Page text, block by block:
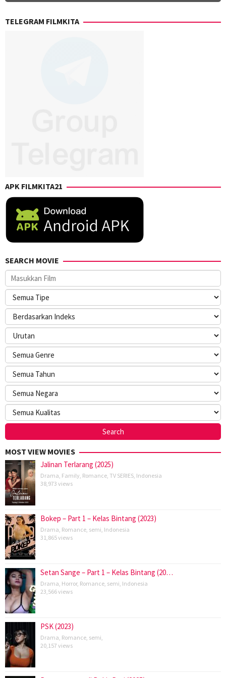
TELEGRAM FILMKITA
APK FILMKITA21
SEARCH MOVIE
MOST VIEW MOVIES
Jalinan Terlarang (2025)
Drama Family Romance TV SERIES Indonesia
38,973 views
Bokep – Part 1 – Kelas Bintang (2023)
Drama Romance semi Indonesia
31,865 views
Setan Sange – Part 1 – Kelas Bintang (20…
Drama Horror, Romance semi Indonesia
23,566 views
PSK (2023)
Drama Romance semi
20,157 views